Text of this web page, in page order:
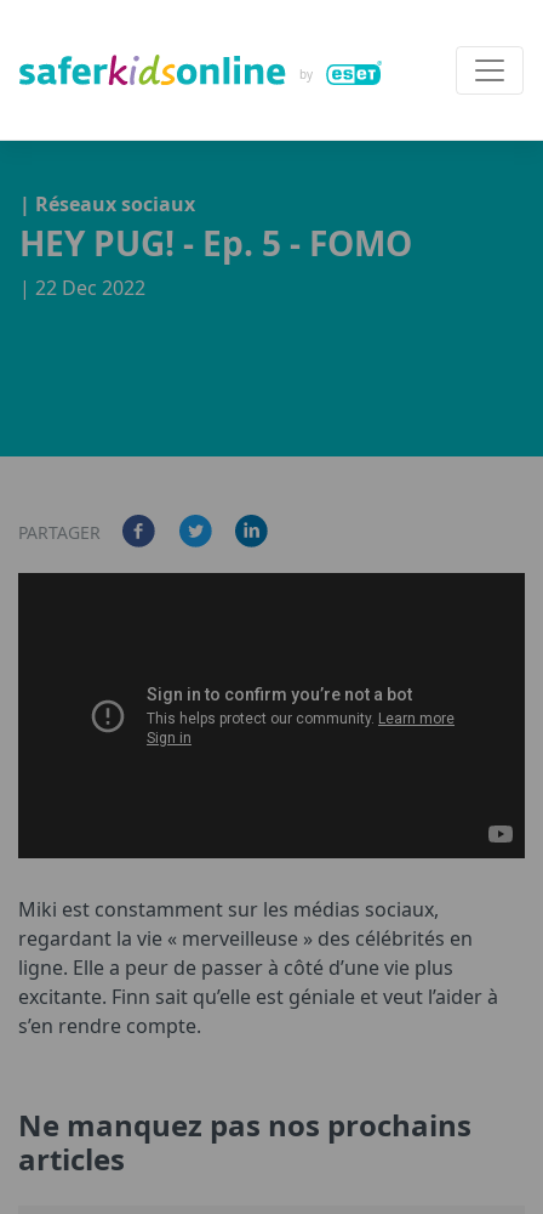
| Réseaux sociaux
HEY PUG! - Ep. 5 - FOMO
| 22 Dec 2022
PARTAGER
Miki est constamment sur les médias sociaux,
regardant la vie « merveilleuse » des célébrités en
ligne. Elle a peur de passer à côté d’une vie plus
excitante. Finn sait qu’elle est géniale et veut l’aider à
s’en rendre compte.
Ne manquez pas nos prochains
articles